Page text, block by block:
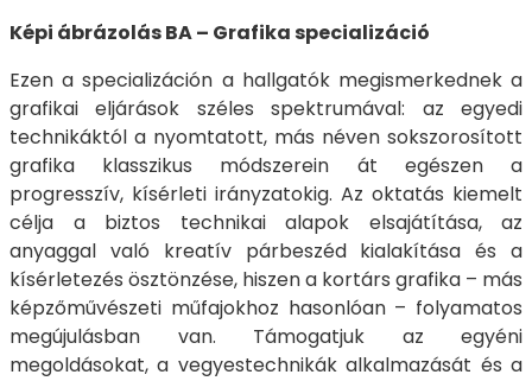
Képi ábrázolás BA – Grafika specializáció
Ezen a specializáción a hallgatók megismerkednek a
grafikai eljárások széles spektrumával: az egyedi
technikáktól a nyomtatott, más néven sokszorosított
grafika klasszikus módszerein át egészen a
progresszív, kísérleti irányzatokig. Az oktatás kiemelt
célja a biztos technikai alapok elsajátítása, az
anyaggal való kreatív párbeszéd kialakítása és a
kísérletezés ösztönzése, hiszen a kortárs grafika – más
képzőművészeti műfajokhoz hasonlóan – folyamatos
megújulásban van. Támogatjuk az egyéni
megoldásokat, a vegyestechnikák alkalmazását és a